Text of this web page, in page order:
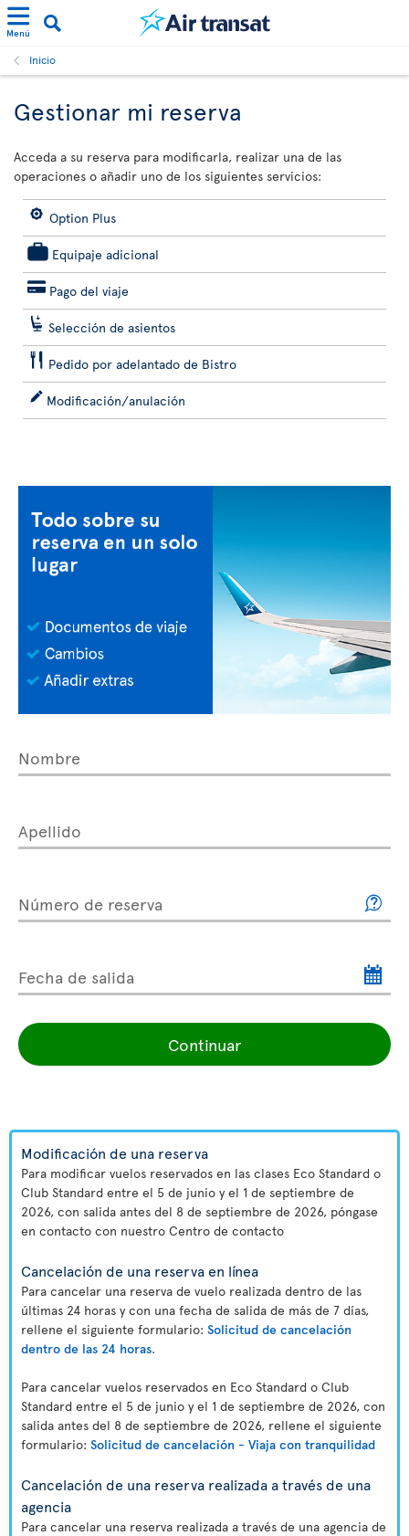
Menú
Inicio
Gestionar mi reserva
Acceda a su reserva para modificarla, realizar una de las
operaciones o añadir uno de los siguientes servicios:
Option Plus
Equipaje adicional
Pago del viaje
Selección de asientos
Pedido por adelantado de Bistro
Modificación/anulación
Nombre
Apellido
Número de reserva
Fecha de salida
Continuar
Modificación de una reserva
Para modificar vuelos reservados en las clases Eco Standard o
Club Standard entre el 5 de junio y el 1 de septiembre de
2026, con salida antes del 8 de septiembre de 2026, póngase
en contacto con nuestro Centro de contacto
Cancelación de una reserva en línea
Para cancelar una reserva de vuelo realizada dentro de las
últimas 24 horas y con una fecha de salida de más de 7 días,
rellene el siguiente formulario: Solicitud de cancelación
dentro de las 24 horas.
Para cancelar vuelos reservados en Eco Standard o Club
Standard entre el 5 de junio y el 1 de septiembre de 2026, con
salida antes del 8 de septiembre de 2026, rellene el siguiente
formulario: Solicitud de cancelación - Viaja con tranquilidad
Cancelación de una reserva realizada a través de una
agencia
Para cancelar una reserva realizada a través de una agencia de